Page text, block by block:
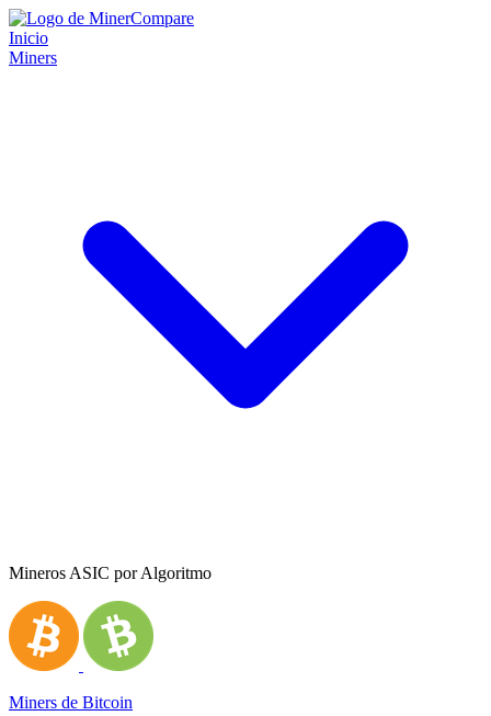
Inicio
Miners
Mineros ASIC por Algoritmo
Miners de Bitcoin